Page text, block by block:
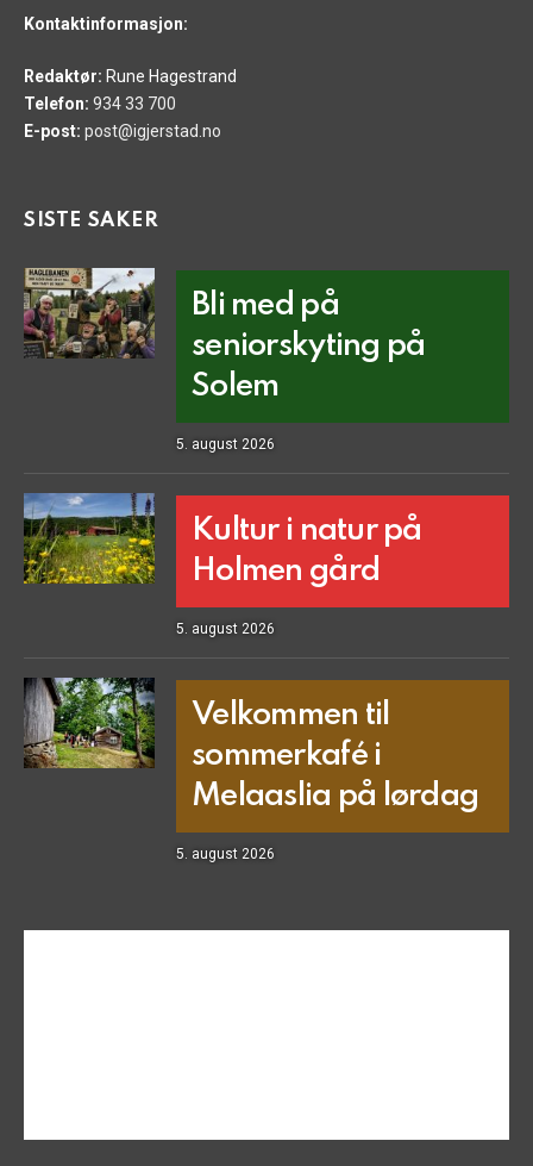
Kontaktinformasjon:
Redaktør: Rune Hagestrand
Telefon: 934 33 700
E-post: post@igjerstad.no
SISTE SAKER
Bli med på
seniorskyting på
Solem
5. august 2026
Kultur i natur på
Holmen gård
5. august 2026
Velkommen til
sommerkafé i
Melaaslia på lørdag
5. august 2026